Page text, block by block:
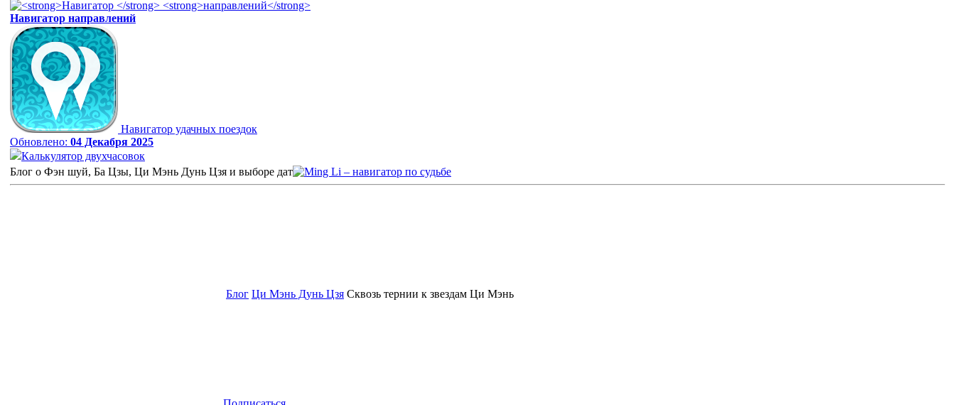
Навигатор направлений
Навигатор удачных поездок
Обновлено: 04 Декабря 2025
Калькулятор двухчасовок
Блог о Фэн шуй, Ба Цзы, Ци Мэнь Дунь Цзя и выборе дат
Блог Ци Мэнь Дунь Цзя Сквозь тернии к звездам Ци Мэнь